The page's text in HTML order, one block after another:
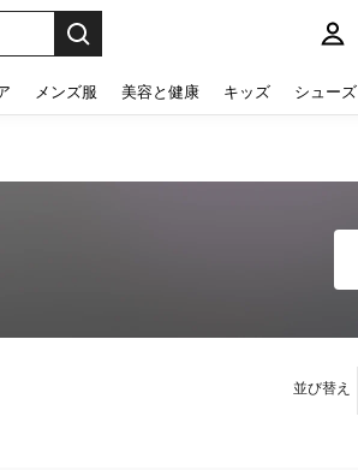
メンズ服 美容と健康 キッズ シューズ
並び替え